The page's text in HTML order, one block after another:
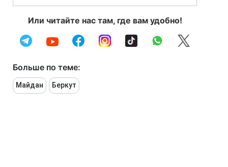
Или читайте нас там, где вам удобно!
Больше по теме:
Майдан Беркут